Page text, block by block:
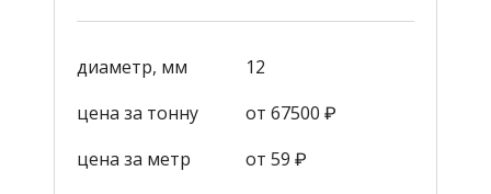
диаметр, мм
12
цена за тонну
от 67500 ₽
цена за метр
от 59 ₽